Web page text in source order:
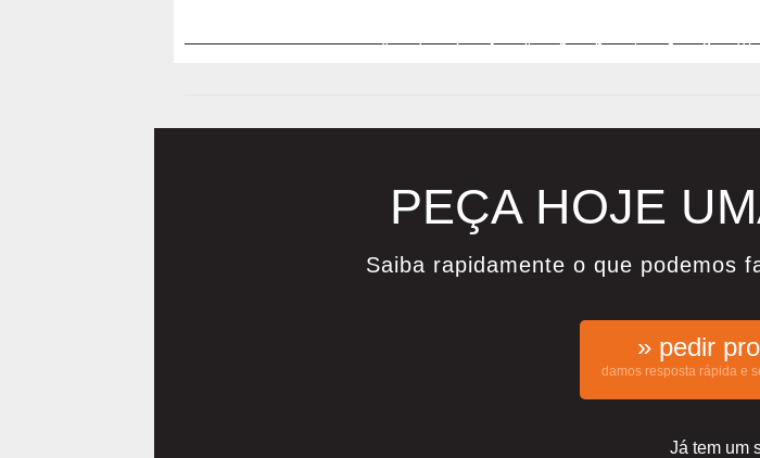
« 1 2 3 4 5 6 7 8 9 10
PEÇA HOJE
Saiba rapidamente o que podemos
» pedir
damos resposta rápida e
Já tem um